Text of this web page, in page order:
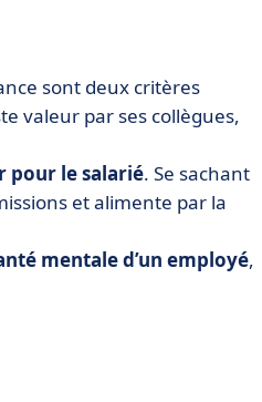
sont deux critères
valeur par ses collègues,
pour le salarié. Se sachant
et alimente par la
mentaled’un employé,